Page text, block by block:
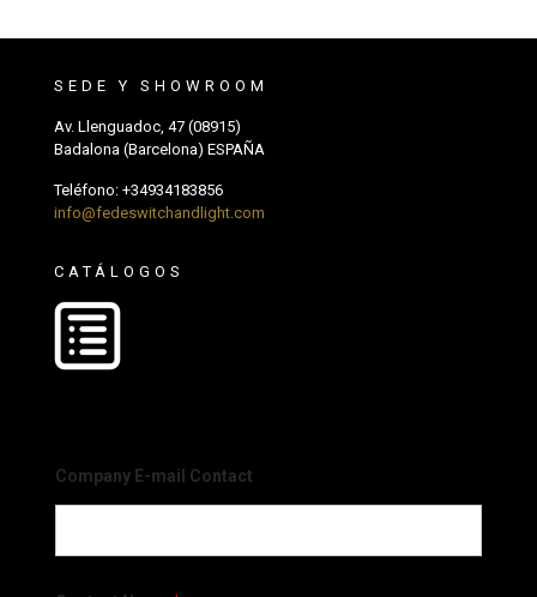
SEDE Y SHOWROOM
Av. Llenguadoc, 47 (08915)
Badalona (Barcelona) ESPAÑA
Teléfono: +34934183856
info@fedeswitchandlight.com
CATÁLOGOS
Company E-mail Contact